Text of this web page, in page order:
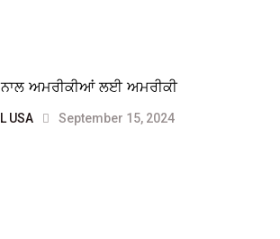
ਅਮਰੀਕੀਆਂ ਲਈ ਅਮਰੀਕੀ
USA September 15, 2024